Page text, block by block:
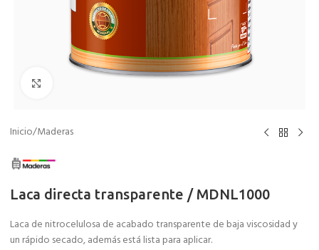
Inicio/Maderas
Laca directa transparente / MDNL1000
Laca de nitrocelulosa de acabado transparente de baja viscosidad y
un rápido secado, además está lista para aplicar.